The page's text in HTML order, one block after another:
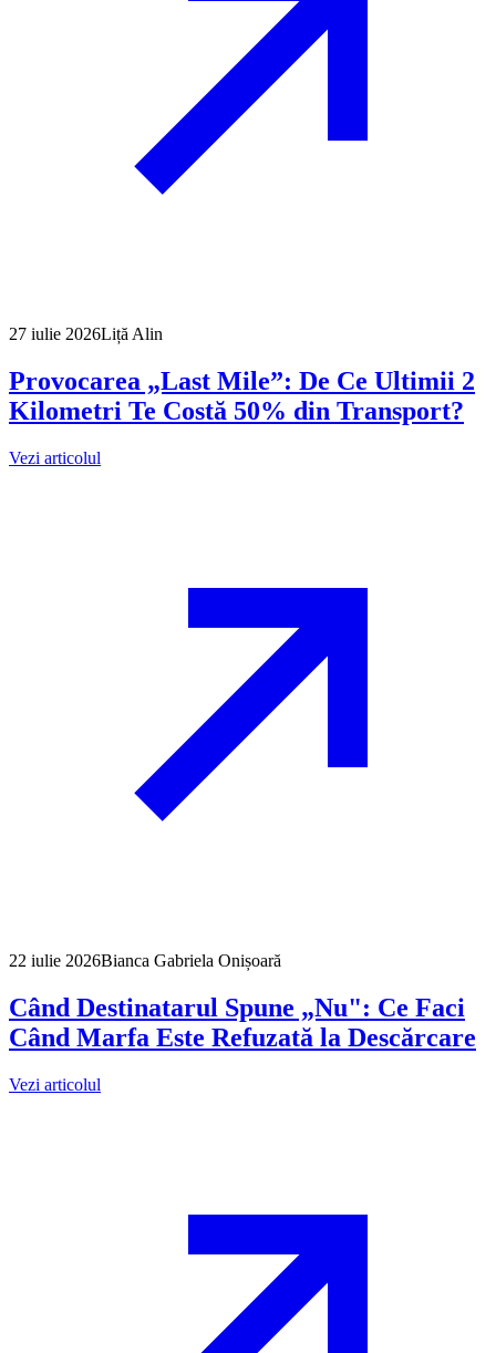
27 iulie 2026Liță Alin
Provocarea „Last Mile”: De Ce Ultimii 2
Kilometri Te Costă 50% din Transport?
Vezi articolul
22 iulie 2026Bianca Gabriela Onișoară
Când Destinatarul Spune „Nu": Ce Faci
Când Marfa Este Refuzată la Descărcare
Vezi articolul